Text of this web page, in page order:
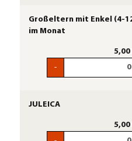
Großeltern mit Enkel (4-
im Monat
5,00
-
JULEICA
5,00